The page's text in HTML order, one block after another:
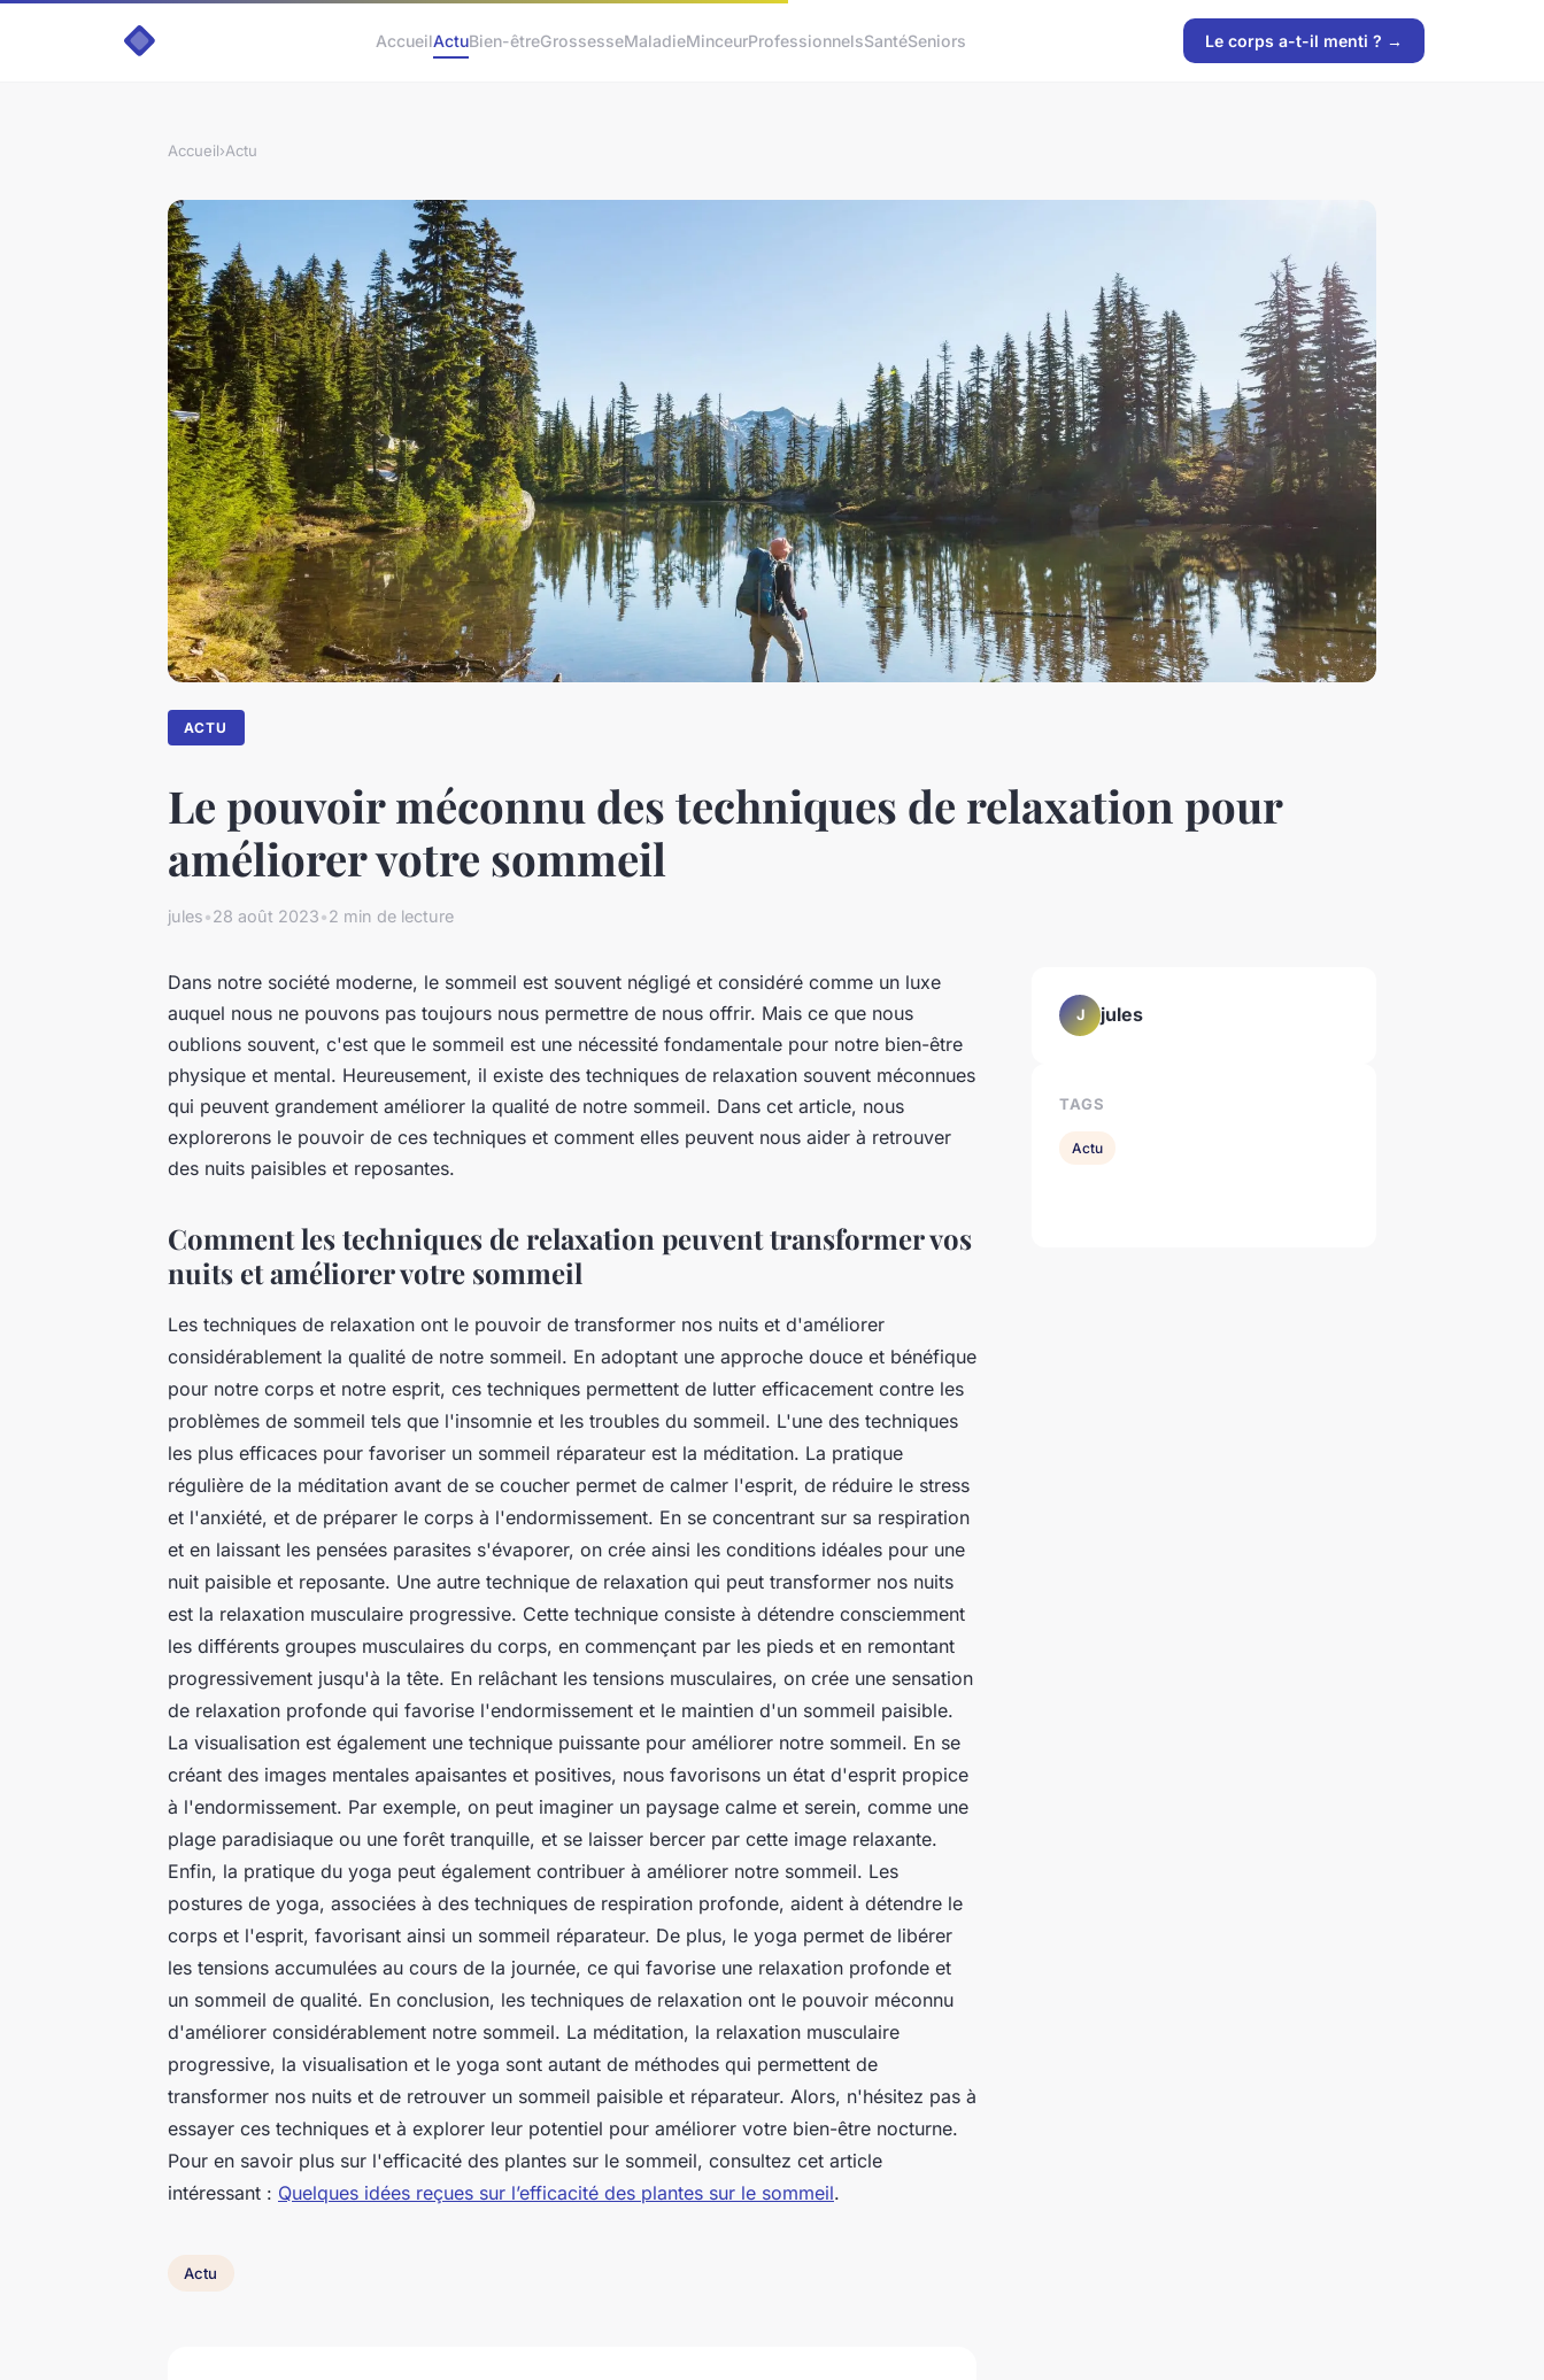
AccueilActuBien-êtreGrossesseMaladieMinceurProfessionnelsSantéSeniors Le corps a-t-il menti ? →
Accueil›Actu
ACTU
Le pouvoir méconnu des techniques de relaxation pour
améliorer votre sommeil
jules•28 août 2023•2 min de lecture
Dans notre société moderne, le sommeil est souvent négligé et considéré comme un luxe
auquel nous ne pouvons pas toujours nous permettre de nous offrir. Mais ce que nous
oublions souvent, c'est que le sommeil est une nécessité fondamentale pour notre bien-être
physique et mental. Heureusement, il existe des techniques de relaxation souvent méconnues
qui peuvent grandement améliorer la qualité de notre sommeil. Dans cet article, nous
explorerons le pouvoir de ces techniques et comment elles peuvent nous aider à retrouver
des nuits paisibles et reposantes.
Comment les techniques de relaxation peuvent transformer vos
nuits et améliorer votre sommeil
Les techniques de relaxation ont le pouvoir de transformer nos nuits et d'améliorer
considérablement la qualité de notre sommeil. En adoptant une approche douce et bénéfique
pour notre corps et notre esprit, ces techniques permettent de lutter efficacement contre les
problèmes de sommeil tels que l'insomnie et les troubles du sommeil. L'une des techniques
les plus efficaces pour favoriser un sommeil réparateur est la méditation. La pratique
régulière de la méditation avant de se coucher permet de calmer l'esprit, de réduire le stress
et l'anxiété, et de préparer le corps à l'endormissement. En se concentrant sur sa respiration
et en laissant les pensées parasites s'évaporer, on crée ainsi les conditions idéales pour une
nuit paisible et reposante. Une autre technique de relaxation qui peut transformer nos nuits
est la relaxation musculaire progressive. Cette technique consiste à détendre consciemment
les différents groupes musculaires du corps, en commençant par les pieds et en remontant
progressivement jusqu'à la tête. En relâchant les tensions musculaires, on crée une sensation
de relaxation profonde qui favorise l'endormissement et le maintien d'un sommeil paisible.
La visualisation est également une technique puissante pour améliorer notre sommeil. En se
créant des images mentales apaisantes et positives, nous favorisons un état d'esprit propice
à l'endormissement. Par exemple, on peut imaginer un paysage calme et serein, comme une
plage paradisiaque ou une forêt tranquille, et se laisser bercer par cette image relaxante.
Enfin, la pratique du yoga peut également contribuer à améliorer notre sommeil. Les
postures de yoga, associées à des techniques de respiration profonde, aident à détendre le
corps et l'esprit, favorisant ainsi un sommeil réparateur. De plus, le yoga permet de libérer
les tensions accumulées au cours de la journée, ce qui favorise une relaxation profonde et
un sommeil de qualité. En conclusion, les techniques de relaxation ont le pouvoir méconnu
d'améliorer considérablement notre sommeil. La méditation, la relaxation musculaire
progressive, la visualisation et le yoga sont autant de méthodes qui permettent de
transformer nos nuits et de retrouver un sommeil paisible et réparateur. Alors, n'hésitez pas à
essayer ces techniques et à explorer leur potentiel pour améliorer votre bien-être nocturne.
Pour en savoir plus sur l'efficacité des plantes sur le sommeil, consultez cet article
intéressant : Quelques idées reçues sur l’efficacité des plantes sur le sommeil.
Actu
J jules
TAGS
Actu